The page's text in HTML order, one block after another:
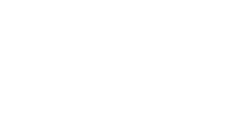
debiteras kortet/fakturan.